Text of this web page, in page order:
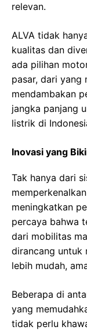
relevan.
ALVA tidak
kualitas dan
ada pilihan
pasar, dari yang
mendambakan
jangka panjang
listrik di
Inovasi yang
Tak hanya dari
meningkatkan
percaya bahwa
dari mobilitas
dirancang untuk
lebih mudah,
Beberapa di
yang
tidak perlu